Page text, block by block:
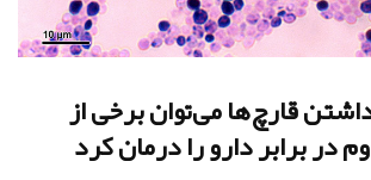
قارچ‌ها می‌توان برخی از
در برابر دارو را درمان کرد